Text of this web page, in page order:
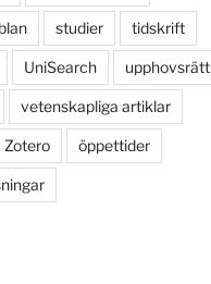
studier tidskrift
UniSearch upphovsrätt
vetenskapliga artiklar
Zotero öppettider